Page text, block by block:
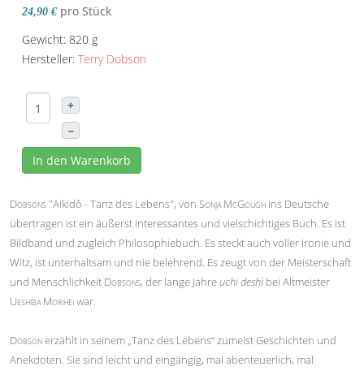
24,90 € pro Stück
Gewicht: 820 g
Hersteller: Terry Dobson
+
–
In den Warenkorb
Dobsons "Aikidô - Tanz des Lebens", von Sonja McGough ins Deutsche
übertragen ist ein äußerst interessantes und vielschichtiges Buch. Es ist
Bildband und zugleich Philosophiebuch. Es steckt auch voller Ironie und
Witz, ist unterhaltsam und nie belehrend. Es zeugt von der Meisterschaft
und Menschlichkeit Dobsons, der lange Jahreuchi deshi bei Altmeister
Ueshiba Moriheiwar.
Dobsonerzählt in seinem „Tanz des Lebens“ zumeist Geschichten und
Anekdoten. Sie sind leicht und eingängig, mal abenteuerlich, mal